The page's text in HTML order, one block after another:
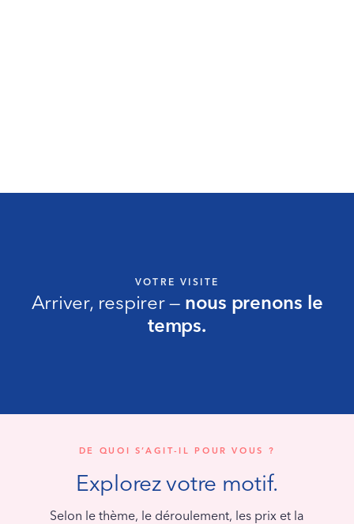
VOTRE VISITE
Arriver, respirer — nous prenons le
temps.
DE QUOI S’AGIT-IL POUR VOUS ?
Explorez votre motif.
Selon le thème, le déroulement, les prix et la